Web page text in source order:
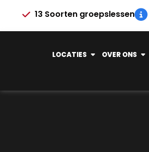
13 Soorten groepslessen
LOCATIES OVER ONS